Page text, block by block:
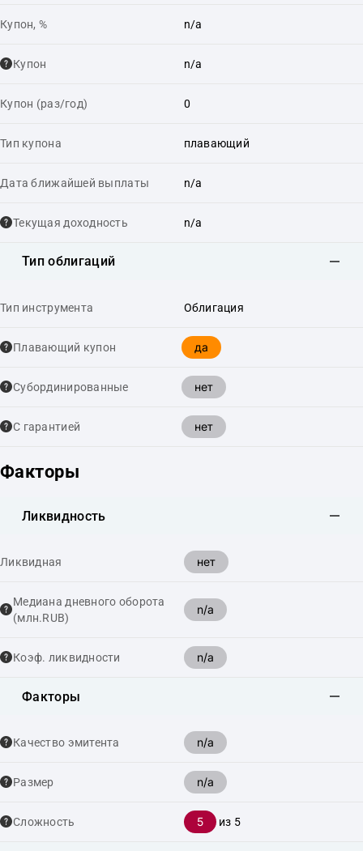
Купон, % n/a
Купон n/a
Купон (раз/год) 0
Тип купона плавающий
Дата ближайшей выплаты n/a
Текущая доходность n/a
Тип облигаций
Тип инструмента Облигация
Плавающий купон да
Cубординированные нет
С гарантией нет
Факторы
Ликвидность
Ликвидная нет
Медиана дневного оборота
(млн.RUB)
n/a
Коэф. ликвидности n/a
Факторы
Качество эмитента n/a
Размер n/a
Сложность 5 из 5